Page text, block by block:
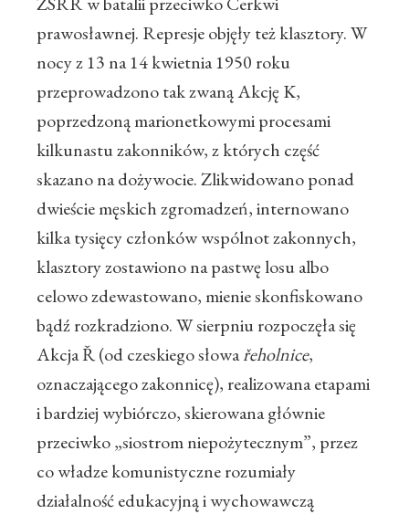
prawosławnej. Represje objęły też klasztory. W
nocy z 13 na 14 kwietnia 1950 roku
przeprowadzono tak zwaną Akcję K,
poprzedzoną marionetkowymi procesami
kilkunastu zakonników, z których część
skazano na dożywocie. Zlikwidowano ponad
dwieście męskich zgromadzeń, internowano
kilka tysięcy członków wspólnot zakonnych,
klasztory zostawiono na pastwę losu albo
celowo zdewastowano, mienie skonfiskowano
bądź rozkradziono. W sierpniu rozpoczęła się
Akcja Ř (od czeskiego słowařeholnice,
oznaczającego zakonnicę), realizowana etapami
i bardziej wybiórczo, skierowana głównie
przeciwko „siostrom niepożytecznym”, przez
co władze komunistyczne rozumiały
działalność edukacyjną i wychowawczą